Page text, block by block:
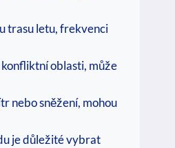
trasu letu, frekvenci
oblasti, může
nebo sněžení, mohou
je důležité vybrat